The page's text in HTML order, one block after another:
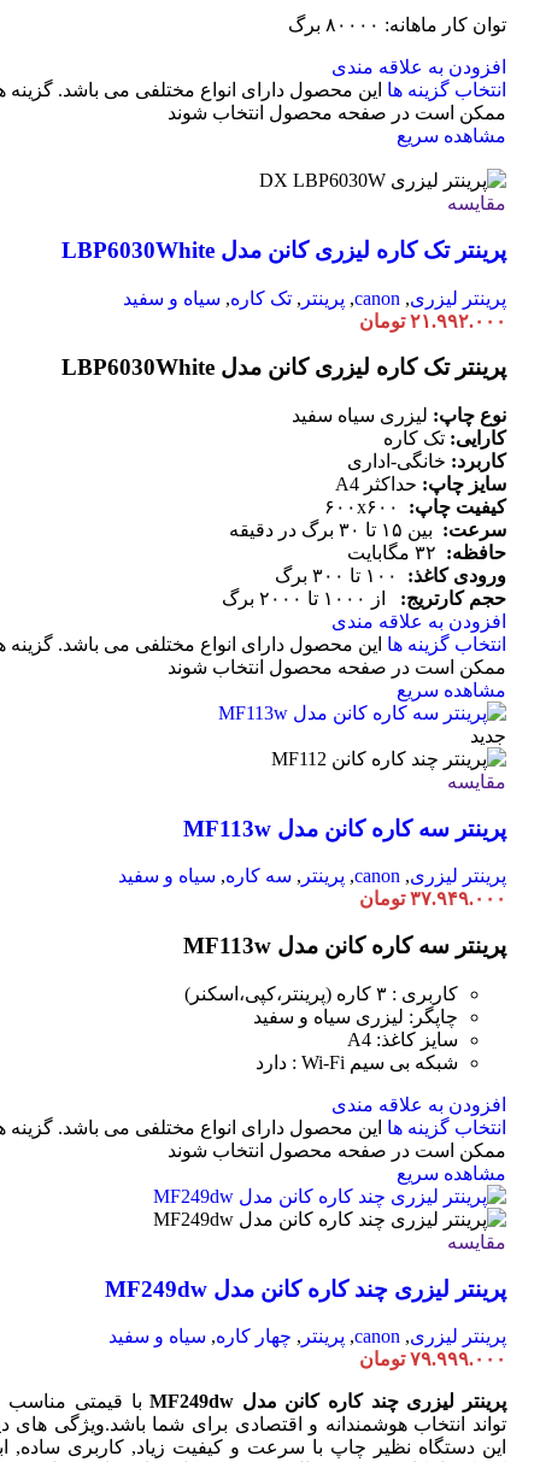
توان کار ماهانه: ۸۰۰۰۰ برگ
افزودن به علاقه مندی
انتخاب گزینه ها این محصول دارای انواع مختلفی می باشد. گزینه
ممکن است در صفحه محصول انتخاب شوند
مشاهده سریع
مقایسه
پرینتر تک کاره لیزری کانن مدل LBP6030White
پرینتر لیزری,
canon
, پرینتر , تک کاره, سیاه و سفید
۲۱.۹۹۲.۰۰۰ تومان
پرینتر تک کاره لیزری کانن مدل LBP6030White
نوع چاپ: لیزری سیاه سفید
کارایی: تک کاره
کاربرد: خانگی-اداری
سایز چاپ: حداکثر A4
کیفیت چاپ:
۶۰۰x۶۰۰
سرعت: بین ۱۵ تا ۳۰ برگ در دقیقه
حافظه: ۳۲ مگابایت
ورودی کاغذ:
۱۰۰ تا ۳۰۰ برگ
حجم کارتریج:
از ۱۰۰۰ تا ۲۰۰۰ برگ
افزودن به علاقه مندی
انتخاب گزینه ها این محصول دارای انواع مختلفی می باشد. گزینه
ممکن است در صفحه محصول انتخاب شوند
مشاهده سریع
جدید
مقایسه
پرینتر سه کاره کانن مدل MF113w
پرینتر لیزری,
canon
, پرینتر , سه کاره, سیاه و سفید
۳۷.۹۴۹.۰۰۰ تومان
پرینتر سه کاره کانن مدل MF113w
کاربری : ۳ کاره (پرینتر،کپی،اسکنر)
چاپگر: لیزری سیاه و سفید
سایز کاغذ: A4
شبکه بی سیم Wi-Fi : دارد
افزودن به علاقه مندی
انتخاب گزینه ها این محصول دارای انواع مختلفی می باشد. گزینه
ممکن است در صفحه محصول انتخاب شوند
مشاهده سریع
مقایسه
پرینتر لیزری چند کاره کانن مدل MF249dw
پرینتر لیزری,
canon
, پرینتر , چهار کاره, سیاه و سفید
۷۹.۹۹۹.۰۰۰ تومان
پرینتر لیزری چند کاره کانن مدل MF249dw
با قیمتی
تواند انتخاب هوشمندانه و اقتصادی برای شما باشد.ویژگی های
این دستگاه نظیر چاپ با سرعت و کیفیت زیاد, کاربری ساده,